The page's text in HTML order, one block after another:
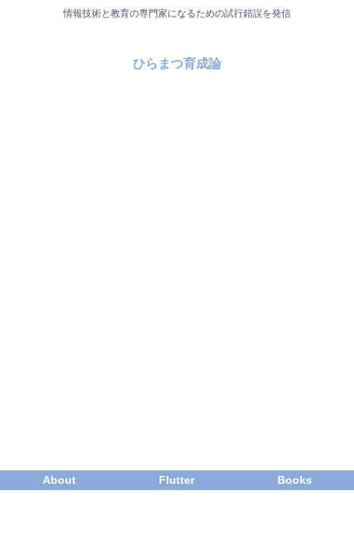
情報技術と教育の専門家になるための試行錯誤を発信
ひらまつ育成論
About Flutter Books